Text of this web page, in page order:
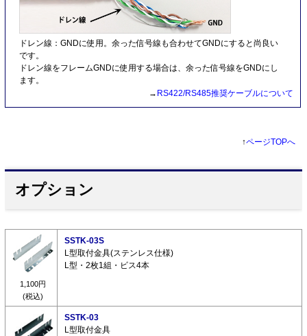
ドレン線：GNDに使用。余った信号線も合わせてGNDにすると尚良い
です。
ドレン線をフレームGNDに使用する場合は、余った信号線をGNDにし
ます。
→ RS422/RS485推奨ケーブルについて
↑ページTOPへ
オプション
1,100円
(税込)
SSTK-03S
L型取付金具(ステンレス仕様)
L型・2枚1組・ビス4本
SSTK-03
L型取付金具